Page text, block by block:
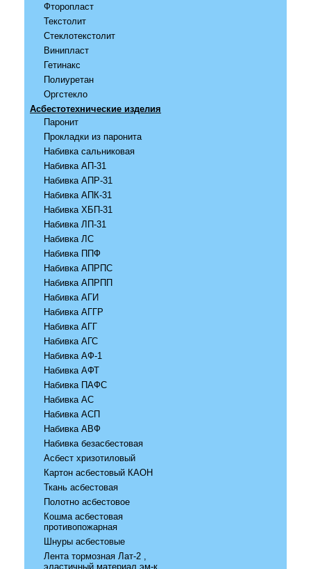
Фторопласт
Текстолит
Стеклотекстолит
Винипласт
Гетинакс
Полиуретан
Оргстекло
Асбестотехнические изделия
Паронит
Прокладки из паронита
Набивка сальниковая
Набивка АП-31
Набивка АПР-31
Набивка АПК-31
Набивка ХБП-31
Набивка ЛП-31
Набивка ЛС
Набивка ППФ
Набивка АПРПС
Набивка АПРПП
Набивка АГИ
Набивка АГГР
Набивка АГГ
Набивка АГС
Набивка АФ-1
Набивка АФТ
Набивка ПАФС
Набивка АС
Набивка АСП
Набивка АВФ
Набивка безасбестовая
Асбест хризотиловый
Картон асбестовый КАОН
Ткань асбестовая
Полотно асбестовое
Кошма асбестовая
противопожарная
Шнуры асбестовые
Лента тормозная Лат-2 ,
эластичный материал эм-к,